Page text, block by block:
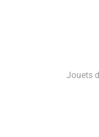
Jouets